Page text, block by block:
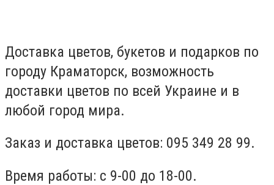
Доставка цветов, букетов и подарков по
городу Краматорск, возможность
доставки цветов по всей Украине и в
любой город мира.
Заказ и доставка цветов: ‎095 349 28 99.
Время работы: с 9-00 до 18-00.